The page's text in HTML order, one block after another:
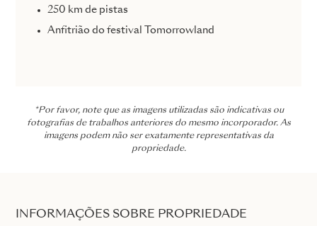
250 km de pistas
Anfitrião do festival Tomorrowland
*Por favor, note que as imagens utilizadas são indicativas ou
fotografias de trabalhos anteriores do mesmo incorporador. As
imagens podem não ser exatamente representativas da
propriedade.
INFORMAÇÕES SOBRE PROPRIEDADE